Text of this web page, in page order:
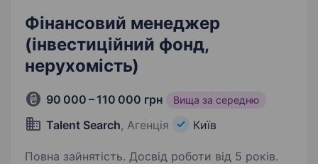
Фінансовий менеджер
(інвестиційний фонд,
нерухомість)
90 000 – 110 000 грн Вища за середню
Talent Search, Агенція Київ
Повна зайнятість. Досвід роботи від 5 років.